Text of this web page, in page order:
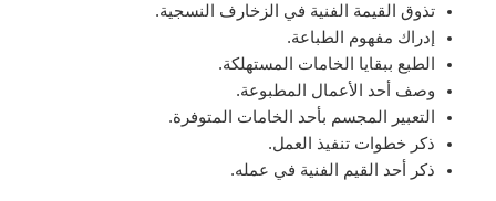
تذوق القيمة الفنية في الزخارف النسجية.
إدراك مفهوم الطباعة.
الطبع ببقايا الخامات المستهلكة.
وصف أحد الأعمال المطبوعة.
التعبير المجسم بأحد الخامات المتوفرة.
ذكر خطوات تنفيذ العمل.
ذكر أحد القيم الفنية في عمله.